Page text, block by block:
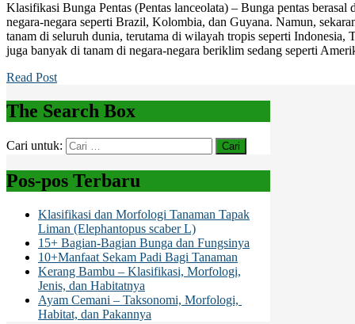
Klasifikasi Bunga Pentas (Pentas lanceolata) – Bunga pentas berasal
negara-negara seperti Brazil, Kolombia, dan Guyana. Namun,
tanam di seluruh dunia, terutama di wilayah tropis seperti
juga banyak di tanam di negara-negara beriklim sedang seperti
Read Post
The Search Box
Cari untuk:
Pos-pos Terbaru
Klasifikasi dan Morfologi Tanaman Tapak
Liman (Elephantopus scaber L)
15+ Bagian-Bagian Bunga dan Fungsinya
10+Manfaat Sekam Padi Bagi Tanaman
Kerang Bambu – Klasifikasi, Morfologi,
Jenis, dan Habitatnya
Ayam Cemani – Taksonomi, Morfologi,
Habitat, dan Pakannya